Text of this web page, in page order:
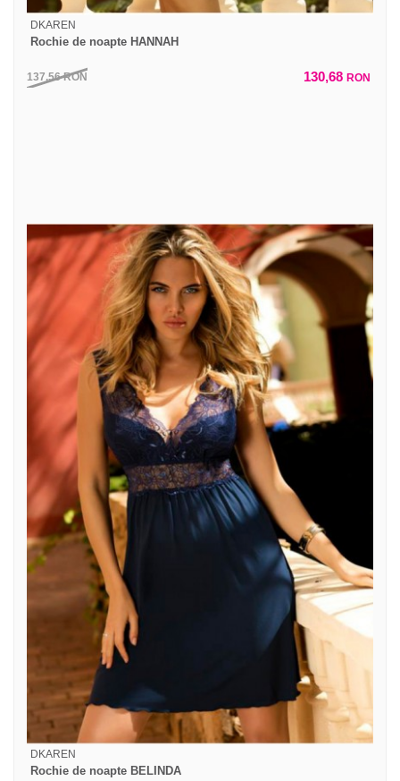
DKAREN
Rochie de noapte HANNAH
137,56RON 130,68 RON
DKAREN
Rochie de noapte BELINDA